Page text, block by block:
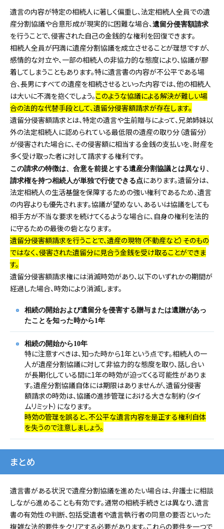
遺言の内容が特定の相続人に著しく偏重し、法定相続人全員での遺
産分割協議や合意形成が現実的に困難な場合、 遺留分侵害額請求
を行うことで、侵害された自己の金銭的な権利を回復できます。
相続人全員が円満に遺産分割協議を成立させることが理想ですが、
感情的な対立や、一部の相続人の非協力的な態度により、協議が膠
着してしまうこともあります。特に遺言書の内容が不公平である場
合、長男にすべての遺産を相続させるといった内容では、他の相続人
は大いに不満を抱くでしょう。このような協議による解決が難しい場
合の法的な代替手段として、遺留分侵害額請求が存在します。
遺留分侵害額請求とは、特定の遺言や生前贈与によって、兄弟姉妹以
外の法定相続人に認められている最低限の遺産の取り分（遺留分）
が侵害された場合に、その侵害額に相当する金銭の支払いを、財産を
多く受け取った者に対して請求する権利です。
この請求の特徴は、合意を前提とする遺産分割協議とは異なり、
請求権を持つ相続人が単独で行使できる点にあります。遺留分は、
法定相続人の生活基盤を保障するための強い権利であるため、遺言
の内容よりも優先されます。協議が望めない、あるいは協議をしても
相手方が不当な要求を続けてくるような場合に、自身の権利を法的
に守るための最後の砦となります。
遺留分侵害額請求を行うことで、遺産の現物（不動産など）そのもの
ではなく、侵害された遺留分に見合う金銭を受け取ることができま
す。
遺留分侵害額請求権には消滅時効があり、以下のいずれかの期間が
経過した場合、時効により消滅します。
相続の開始および遺留分を侵害する贈与または遺贈があっ
たことを知った時から1年
相続の開始から10年
特に注意すべきは、知った時から1年という点です。相続人の一
人が遺産分割協議に対して非協力的な態度を取り、話し合い
が長期化している間に1年の時効が迫ってくる可能性がありま
す。遺産分割協議自体には期限はありませんが、遺留分侵害
額請求の時効は、協議の進捗管理における大きな制約（タイ
ムリミット）になります。
時効の管理を誤ると、不公平な遺言内容を是正する権利自体
を失うので注意しましょう。
まとめ
遺言書がある状況で遺産分割協議を進めたい場合は、弁護士に相談
しながら進めることも有効です。通常の相続手続きとは異なり、遺言
書の有効性の判断、包括受遺者や遺言執行者の同意の要否といった
複雑な法的要件をクリアする必要があります。これらの要件を一つで